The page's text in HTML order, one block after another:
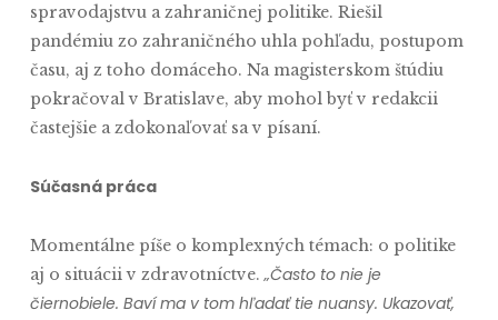
spravodajstvu a zahraničnej politike. Riešil
pandémiu zo zahraničného uhla pohľadu, postupom
času, aj z toho domáceho. Na magisterskom štúdiu
pokračoval v Bratislave, aby mohol byť v redakcii
častejšie a zdokonaľovať sa v písaní.
Súčasná práca
Momentálne píše o komplexných témach: o politike
aj o situácii v zdravotníctve.„Často to nie je
čiernobiele. Baví ma v tom hľadať tie nuansy. Ukazovať,